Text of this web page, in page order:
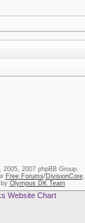
2007 phpBB Group.
Free Forums/DivisionCore.
Olympus DK Team